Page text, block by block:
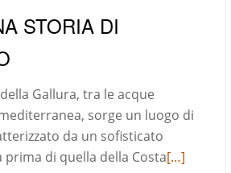
STORIA DI
Gallura, tra le acque
sorge un luogo di
da un sofisticato
di quella della CostaRead
[…]